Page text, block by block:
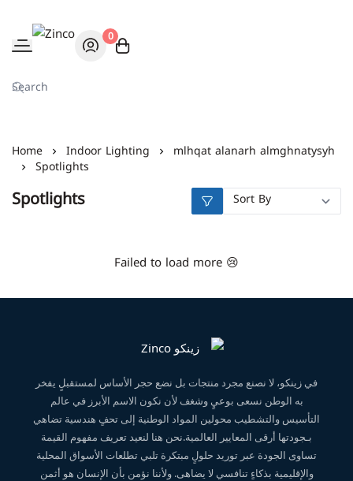
Zinco
0
Home Indoor Lighting mlhqat alanarh almghnatysyh
Spotlights
Spotlights
Failed to load more 😢
في زينكو، لا نصنع مجرد منتجات بل نضع حجر الأساس لمستقبلٍ يفخر
به الوطن نسعى بوعيٍ وشغف لأن نكون الاسم الأبرز في عالم
التأسيس والتشطيب محولين المواد الوطنية إلى تحفٍ هندسية تضاهي
بـجودتها أرقى المعايير العالمية.نحن هنا لنعيد تعريف مفهوم القيمة
تساوى الجودة عبر توريد حلولٍ مبتكرة تلبي تطلعات الأسواق المحلية
والإقليمية بذكاءٍ تنافسي لا يضاهى. ولأننا نؤمن بأن الإنسان هو أثمن